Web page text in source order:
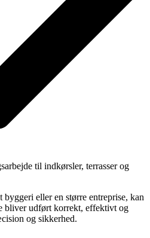
til indkørsler, terrasser og
eller en større entreprise, kan
bliver udført korrekt, effektivt og
og sikkerhed.